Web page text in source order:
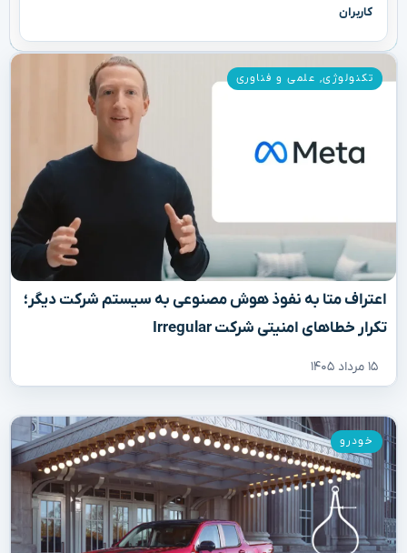
کاربران
اعتراف متا به نفوذ هوش مصنوعی به سیستم شرکت دیگر؛
تکرار خطاهای امنیتی شرکت Irregular
۱۵ مرداد ۱۴۰۵
تکنولوژی, علمی و فناوری
خودرو